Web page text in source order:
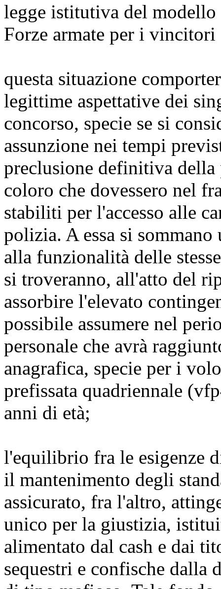
legge istitutiva del modello
Forze armate per i
questa situazione
legittime aspettative dei
concorso, specie se si
assunzione nei tempi
preclusione definitiva della
coloro che dovessero nel
stabiliti per l'accesso alle
polizia. A essa si
alla funzionalità delle
si troveranno, all'atto del
assorbire l'elevato
possibile assumere nel
personale che avrà
anagrafica, specie per i
prefissata quadriennale
anni di età;
l'equilibrio fra le esigenze
il mantenimento degli
assicurato, fra l'altro,
unico per la giustizia,
alimentato dal cash e dai
sequestri e confische